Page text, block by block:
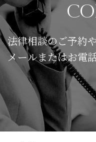
法律相談のご予約
メールまたはお電